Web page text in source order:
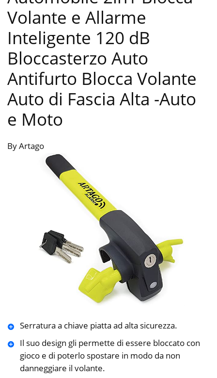
Volante e Allarme
Inteligente 120 dB
Bloccasterzo Auto
Antifurto Blocca Volante
Auto di Fascia Alta -Auto
e Moto
By Artago
Serratura a chiave piatta ad alta sicurezza.
Il suo design gli permette di essere bloccato con
gioco e di poterlo spostare in modo da non
danneggiare il volante.